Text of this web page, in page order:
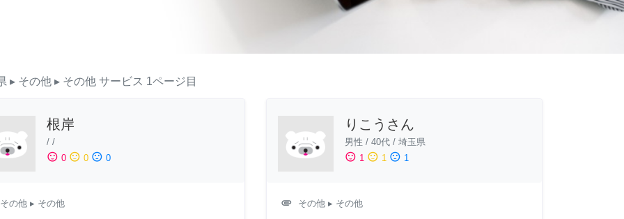
▸ その他 ▸ その他 サービス 1ページ目
根岸
/ /
sentiment_satisfied 0 sentiment_neutral 0 sentiment_dissatisfied 0
その他 ▸ その他
りこうさん
男性 / 40代/ 埼玉県
sentiment_satisfied 1 sentiment_neutral 1 sentiment_dissatisfied 1
attachment その他▸ その他